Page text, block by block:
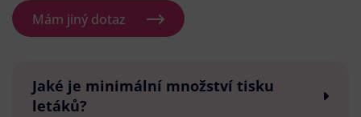
Mám jiný dotaz
Jaké je minimální množství tisku
letáků?